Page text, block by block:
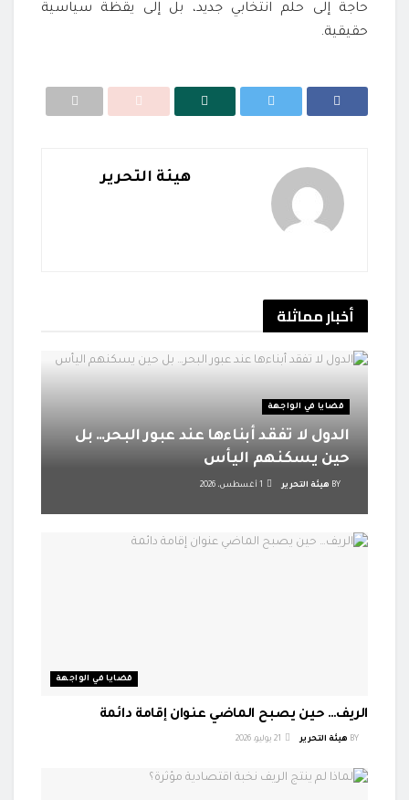
حاجة إلى حلم انتخابي جديد، بل إلى يقظة سياسية
حقيقية.
هيئة التحرير
أخبارمماثلة
قضايا في الواجهة
الدول لا تفقد أبناءها عند عبور البحر… بل
حين يسكنهم اليأس
BY هيئة التحرير
قضايا في الواجهة
الريف… حين يصبح الماضي عنوان إقامة دائمة
BY هيئة التحرير